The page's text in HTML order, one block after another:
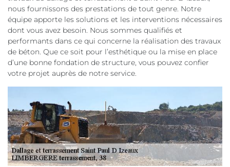
nous fournissons des prestations de tout genre. Notre
équipe apporte les solutions et les interventions nécessaires
dont vous avez besoin. Nous sommes qualifiés et
performants dans ce qui concerne la réalisation des travaux
de béton. Que ce soit pour l’esthétique ou la mise en place
d’une bonne fondation de structure, vous pouvez confier
votre projet auprès de notre service.